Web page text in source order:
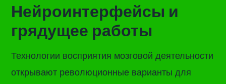
Нейроинтерфейсы и
грядущее работы
Технологии восприятия мозговой деятельности
открывают революционные варианты для